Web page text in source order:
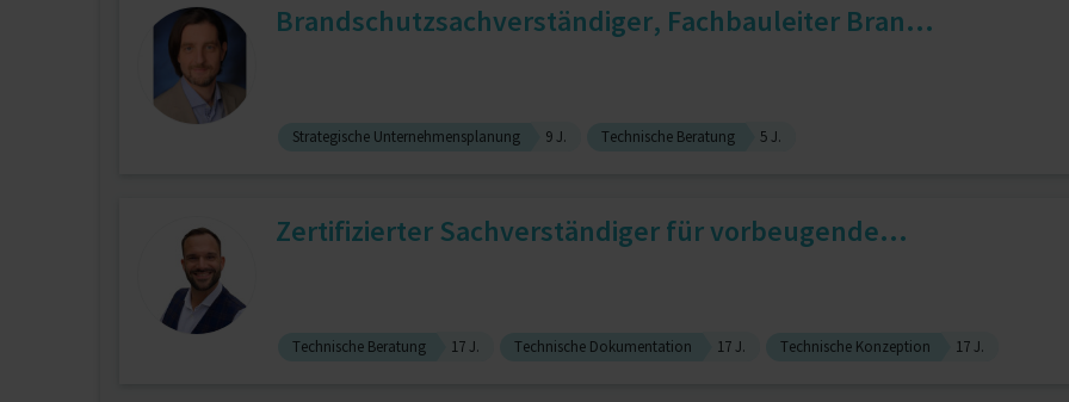
Brandschutzsachverständiger, Fachbauleiter Bran...
Strategische Unternehmensplanung 9 J. Technische Beratung 5 J.
Zertifizierter Sachverständiger für vorbeugende...
Technische Beratung 17 J. Technische Dokumentation 17 J. Technische Konzeption 17 J.